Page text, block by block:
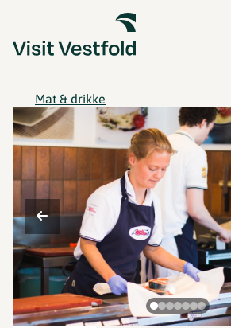
Mat & drikke